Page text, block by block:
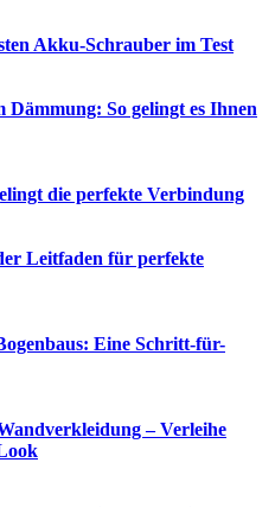
Akku-Schrauber im Test
So gelingt es Ihnen
die perfekte Verbindung
Leitfaden für perfekte
Eine Schritt-für-
– Verleihe